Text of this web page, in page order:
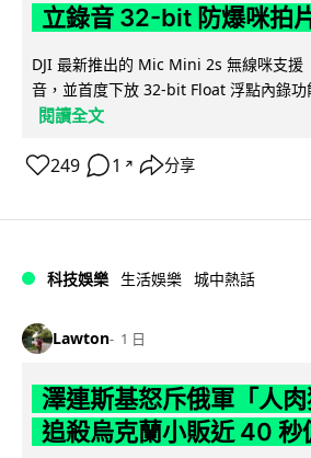
立錄音 32-bit 防爆咪拍
DJI 最新推出的 Mic Mini 2s 無線咪支援
音，並首度下放 32-bit Float 浮點內錄功
閱讀全文
249 1 ↗ 分享
科技娛樂 生活娛樂 城中熱話
Lawton 1 日
澤連斯基怒斥俄軍「人
追殺烏克蘭小販近 40 秒